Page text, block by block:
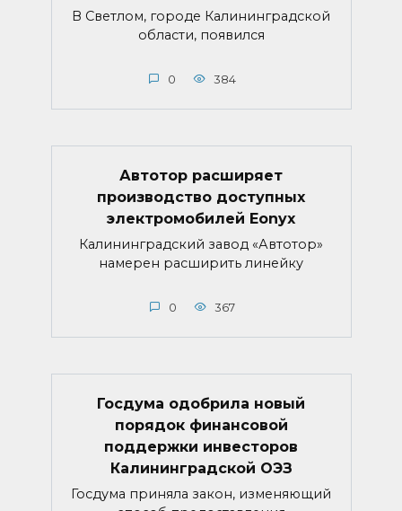
В Светлом, городе Калининградской
области, появился
0 384
Автотор расширяет
производство доступных
электромобилей Eonyx
Калининградский завод «Автотор»
намерен расширить линейку
0 367
Госдума одобрила новый
порядок финансовой
поддержки инвесторов
Калининградской ОЭЗ
Госдума приняла закон, изменяющий